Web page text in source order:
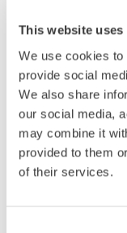
This website uses
We use cookies
provide social
We also share
our social media,
may combine it
provided to them
of their services.
Välkommen till
rosa fatet är
kärlek vid första
med såväl
gammelrosa